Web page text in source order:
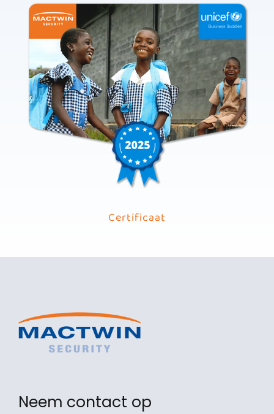
Certificaat
Neem contact op